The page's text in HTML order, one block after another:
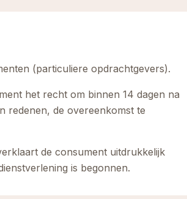
(particuliere opdrachtgevers).
het recht om binnen 14 dagen na
redenen, de overeenkomst te
de consument uitdrukkelijk
is begonnen.